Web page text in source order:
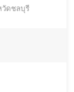
วัดชลบุรี